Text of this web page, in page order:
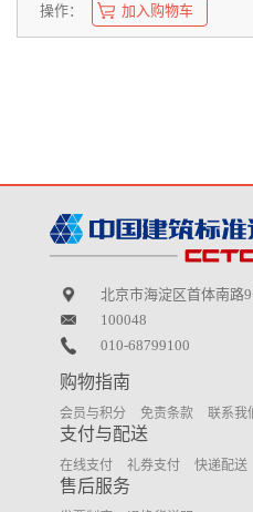
操作： 加入购物车
北京市海淀区首体南路
100048
010-68799100
购物指南
会员与积分 免责条款 联系我
支付与配送
在线支付 礼券支付 快递配送
售后服务